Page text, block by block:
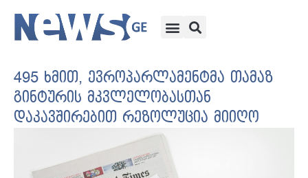
495 ხმით, ევროპარლამენტმა თამაზ
გინტურის მკვლელობასთან
დაკავშირებით რეზოლუცია მიიღო